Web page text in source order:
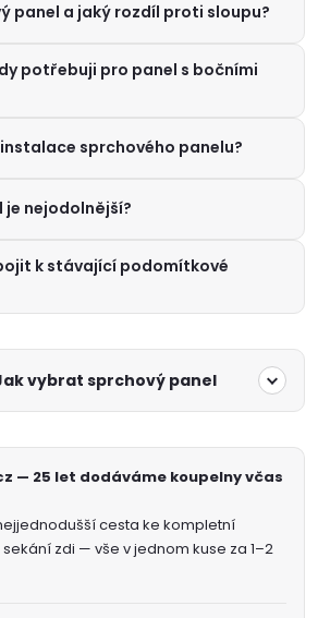
panel a jaký rozdíl proti sloupu?
potřebuji pro panel s bočními
sprchového panelu?
nejodolnější?
k stávající podomítkové
vybrat sprchový panel
— 25 let dodáváme koupelny včas
cesta ke kompletní
zdi — vše v jednom kuse za 1–2